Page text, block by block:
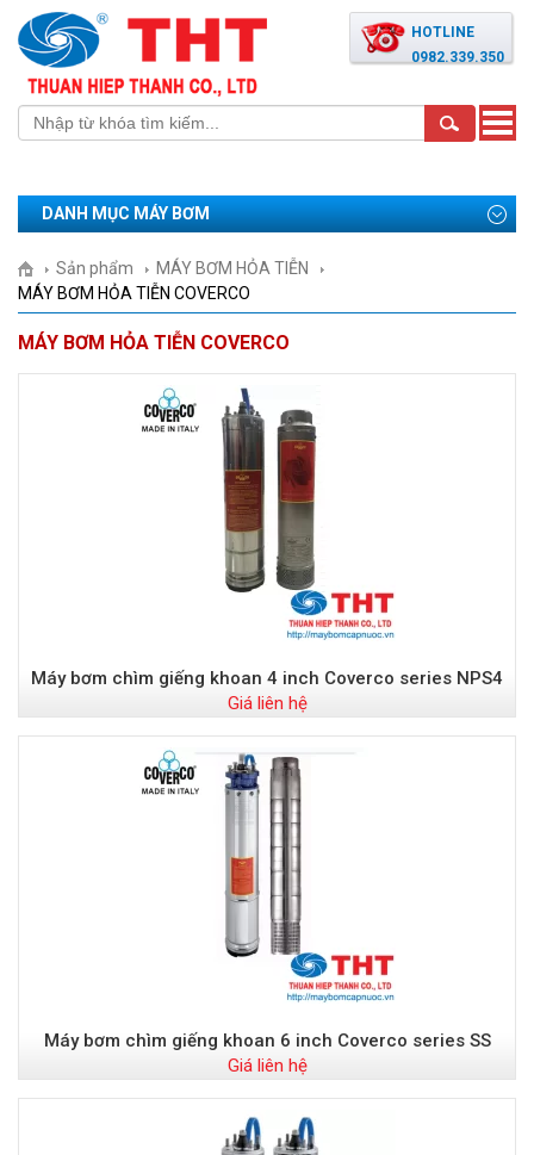
HOTLINE
0982.339.350
Toggle
DANH MỤC MÁY BƠM
Sản phẩm
MÁY BƠM HỎA TIỄN
MÁY BƠM HỎA TIỄN COVERCO
MÁY BƠM HỎA TIỄN COVERCO
Máy bơm chìm giếng khoan 4 inch Coverco series NPS4
Giá liên hệ
Máy bơm chìm giếng khoan 6 inch Coverco series SS
Giá liên hệ